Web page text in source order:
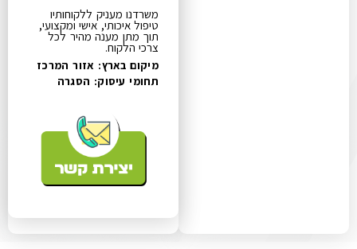
משרדנו מעניק ללקוחותיו
טיפול איכותי, אישי ומקצועי,
תוך מתן מענה מהיר לכל
צרכי הלקוח.
מיקום בארץ: אזור המרכז
תחומי עיסוק: הסגרה